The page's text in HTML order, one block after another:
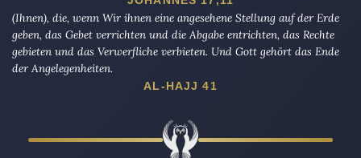
(Ihnen), die, wenn Wir ihnen eine angesehene Stellung auf der Erde
geben, das Gebet verrichten und die Abgabe entrichten, das Rechte
gebieten und das Verwerfliche verbieten. Und Gott gehört das Ende
der Angelegenheiten.
AL-HAJJ 41